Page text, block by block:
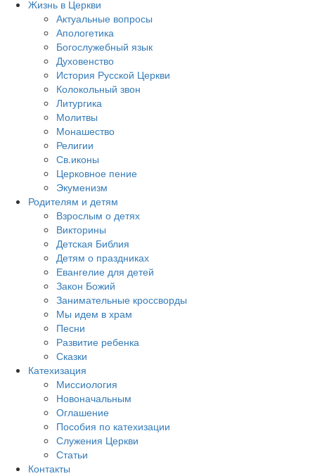
Жизнь в Церкви
Актуальные вопросы
Апологетика
Богослужебный язык
Духовенство
История Русской Церкви
Колокольный звон
Литургика
Молитвы
Монашество
Религии
Св.иконы
Церковное пение
Экуменизм
Родителям и детям
Взрослым о детях
Викторины
Детская Библия
Детям о праздниках
Евангелие для детей
Закон Божий
Занимательные кроссворды
Мы идем в храм
Песни
Развитие ребенка
Сказки
Катехизация
Миссиология
Новоначальным
Оглашение
Пособия по катехизации
Служения Церкви
Статьи
Контакты